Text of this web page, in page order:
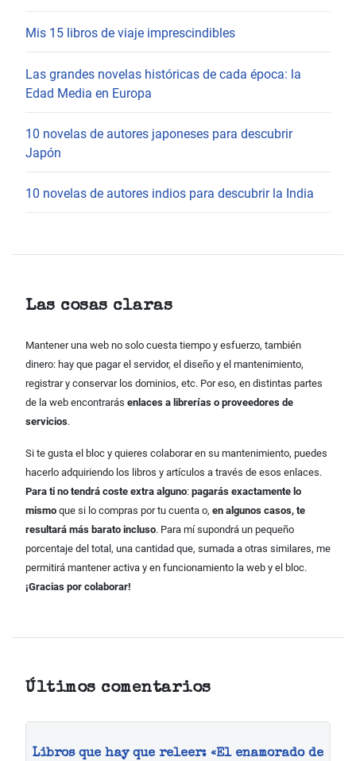
Mis 15 libros de viaje imprescindibles
Las grandes novelas históricas de cada época: la
Edad Media en Europa
10 novelas de autores japoneses para descubrir
Japón
10 novelas de autores indios para descubrir la India
Las cosas claras
Mantener una web no solo cuesta tiempo y esfuerzo, también
dinero: hay que pagar el servidor, el diseño y el mantenimiento,
registrar y conservar los dominios, etc. Por eso, en distintas partes
de la web encontrarás enlaces a librerías o proveedores de
servicios.
Si te gusta el bloc y quieres colaborar en su mantenimiento, puedes
hacerlo adquiriendo los libros y artículos a través de esos enlaces.
Para ti no tendrá coste extra alguno: pagarás exactamente lo
mismo que si lo compras por tu cuenta o, en algunos casos, te
resultará más barato incluso. Para mí supondrá un pequeño
porcentaje del total, una cantidad que, sumada a otras similares, me
permitirá mantener activa y en funcionamiento la web y el bloc.
¡Gracias por colaborar!
Últimos comentarios
Libros que hay que releer: «El enamorado de